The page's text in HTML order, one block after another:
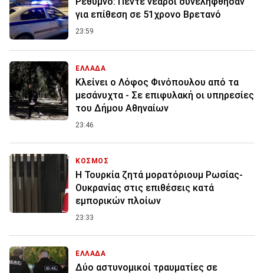
για επίθεση σε 51χρονο Βρετανό
23:59
ΕΛΛΑΔΑ
Κλείνει ο Λόφος Φινόπουλου από τα
μεσάνυχτα - Σε επιφυλακή οι υπηρεσίες
του Δήμου Αθηναίων
23:46
ΚΟΣΜΟΣ
Η Τουρκία ζητά μορατόριουμ Ρωσίας-
Ουκρανίας στις επιθέσεις κατά
εμπορικών πλοίων
23:33
ΕΛΛΑΔΑ
Δύο αστυνομικοί τραυματίες σε